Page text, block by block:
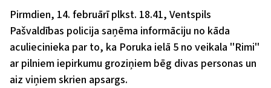
Pirmdien, 14. februārī plkst. 18.41, Ventspils
Pašvaldības policija saņēma informāciju no kāda
aculiecinieka par to, ka Poruka ielā 5 no veikala ''Rimi''
ar pilniem iepirkumu groziņiem bēg divas personas un
aiz viņiem skrien apsargs.